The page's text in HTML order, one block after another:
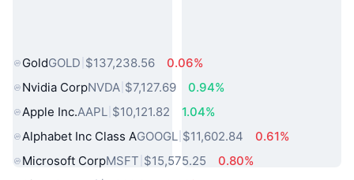
GoldGOLD $137,238.56
0.06%
Nvidia CorpNVDA $7,127.69
0.94%
Apple Inc.AAPL $10,121.82
1.04%
Alphabet Inc Class AGOOGL $11,602.84
0.61%
Microsoft CorpMSFT $15,575.25
0.80%